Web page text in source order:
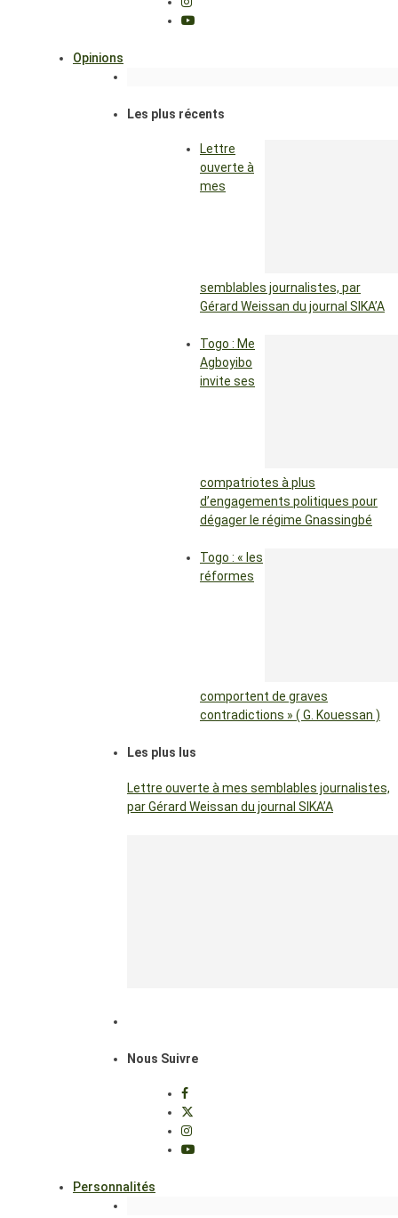
Opinions
Les plus récents
Lettre
ouverte à
mes
semblables journalistes, par
Gérard Weissan du journal SIKA’A
Togo : Me
Agboyibo
invite ses
compatriotes à plus
d’engagements politiques pour
dégager le régime Gnassingbé
Togo : « les
réformes
comportent de graves
contradictions » ( G. Kouessan )
Les plus lus
Lettre ouverte à mes semblables journalistes,
par Gérard Weissan du journal SIKA’A
Nous Suivre
Personnalités